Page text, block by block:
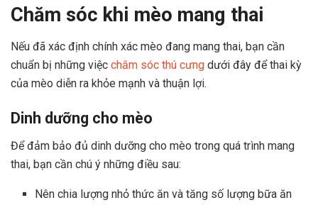
Chăm sóc khi mèo mang thai
Nếu đã xác định chính xác mèo đang mang thai, bạn cần
chuẩn bị những việc chăm sóc thú cưng dưới đây để thai kỳ
của mèo diễn ra khỏe mạnh và thuận lợi.
Dinh dưỡng cho mèo
Để đảm bảo đủ dinh dưỡng cho mèo trong quá trình mang
thai, bạn cần chú ý những điều sau:
Nên chia lượng nhỏ thức ăn và tăng số lượng bữa ăn